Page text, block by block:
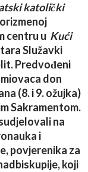
katolički
centru u Kući
Služavki
Predvođeni
don
(8. i 9. ožujka)
Sakramentom.
na
i
povjerenika za
koji